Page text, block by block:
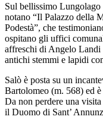
Sul bellissimo Lungolago
notano “Il Palazzo della
Podestà”, che
ospitano gli uffici
affreschi di Angelo Landi
antichi stemmi e lapidi
Salò è posta su un
Bartolomeo (m. 568) ed
Da non perdere una
il Duomo di Sant’